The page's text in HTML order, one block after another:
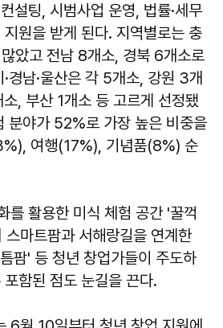
설팅, 시범사업 운영, 법률·세무
원을 받게 된다. 지역별로는 충
았고 전남 8개소, 경북 6개소로
경남·울산은 각 5개소, 강원 3개
, 부산 1개소 등 고르게 선정됐
분야가 52%로 가장 높은 비중을
여행(17%), 기념품(8%) 순
를 활용한 미식 체험 공간 '꿀꺽
스마트팜과 서해랑길을 연계한
팜' 등 청년 창업가들이 주도하
함된 점도 눈길을 끈다.